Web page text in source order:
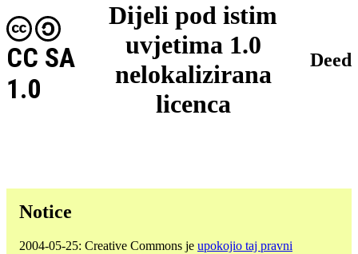
Dijeli pod istim
uvjetima 1.0
nelokalizirana
licenca
CC SA
1.0
Deed
Notice
2004-05-25: Creative Commons je upokojio taj pravni